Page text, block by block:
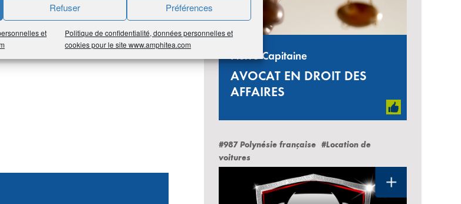
Refuser Préférences
et
Politique de confidentialité, données personnelles et
cookies pour le site www.amphitea.com
société (création, transmission,
est un partenaire de l’entreprise.
Pierre Capitaine
AVOCAT EN DROIT DES
AFFAIRES
#987 Polynésie française #Location de
voitures